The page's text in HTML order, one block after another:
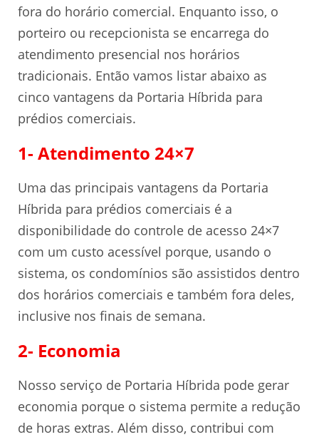
fora do horário comercial. Enquanto isso, o
porteiro ou recepcionista se encarrega do
atendimento presencial nos horários
tradicionais. Então vamos listar abaixo as
cinco vantagens da Portaria Híbrida para
prédios comerciais.
1- Atendimento 24×7
Uma das principais vantagens da Portaria
Híbrida para prédios comerciais é a
disponibilidade do controle de acesso 24×7
com um custo acessível porque, usando o
sistema, os condomínios são assistidos dentro
dos horários comerciais e também fora deles,
inclusive nos finais de semana.
2- Economia
Nosso serviço de Portaria Híbrida pode gerar
economia porque o sistema permite a redução
de horas extras. Além disso, contribui com